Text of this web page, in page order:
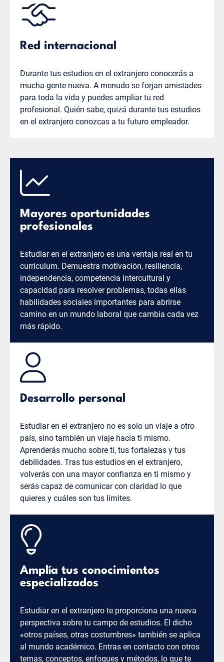
Red internacional
Durante tus estudios en el extranjero conocerás a
mucha gente nueva. A menudo se forjan amistades
para toda la vida y puedes ampliar tu red
profesional. Quién sabe, quizá durante tus estudios
en el extranjero conozcas a tu futuro empleador.
Mayores oportunidades
profesionales
Estudiar en el extranjero es una ventaja real en tu
currículum. Demuestra motivación, resiliencia,
independencia, competencia intercultural y
capacidad para resolver problemas, todas ellas
habilidades sociales importantes para abrirse
camino en un mundo laboral que cambia cada vez
más rápido.
Desarrollo personal
Estudiar en el extranjero no es solo un viaje a otro
país, sino también un viaje hacia ti mismo.
Aprenderás mucho sobre ti, tus fortalezas y tus
debilidades. Tras tus estudios en el extranjero,
volverás con una mayor confianza en ti mismo y
serás capaz de comunicar con claridad lo que
quieres y cuáles son tus límites.
Amplía tus conocimientos
especializados
Estudiar en el extranjero te proporciona una nueva
perspectiva sobre tu campo de estudios. El dicho
«otros países, otras costumbres» también se aplica
al mundo académico. Entras en contacto con otros
temas, conceptos, enfoques y métodos, lo que te